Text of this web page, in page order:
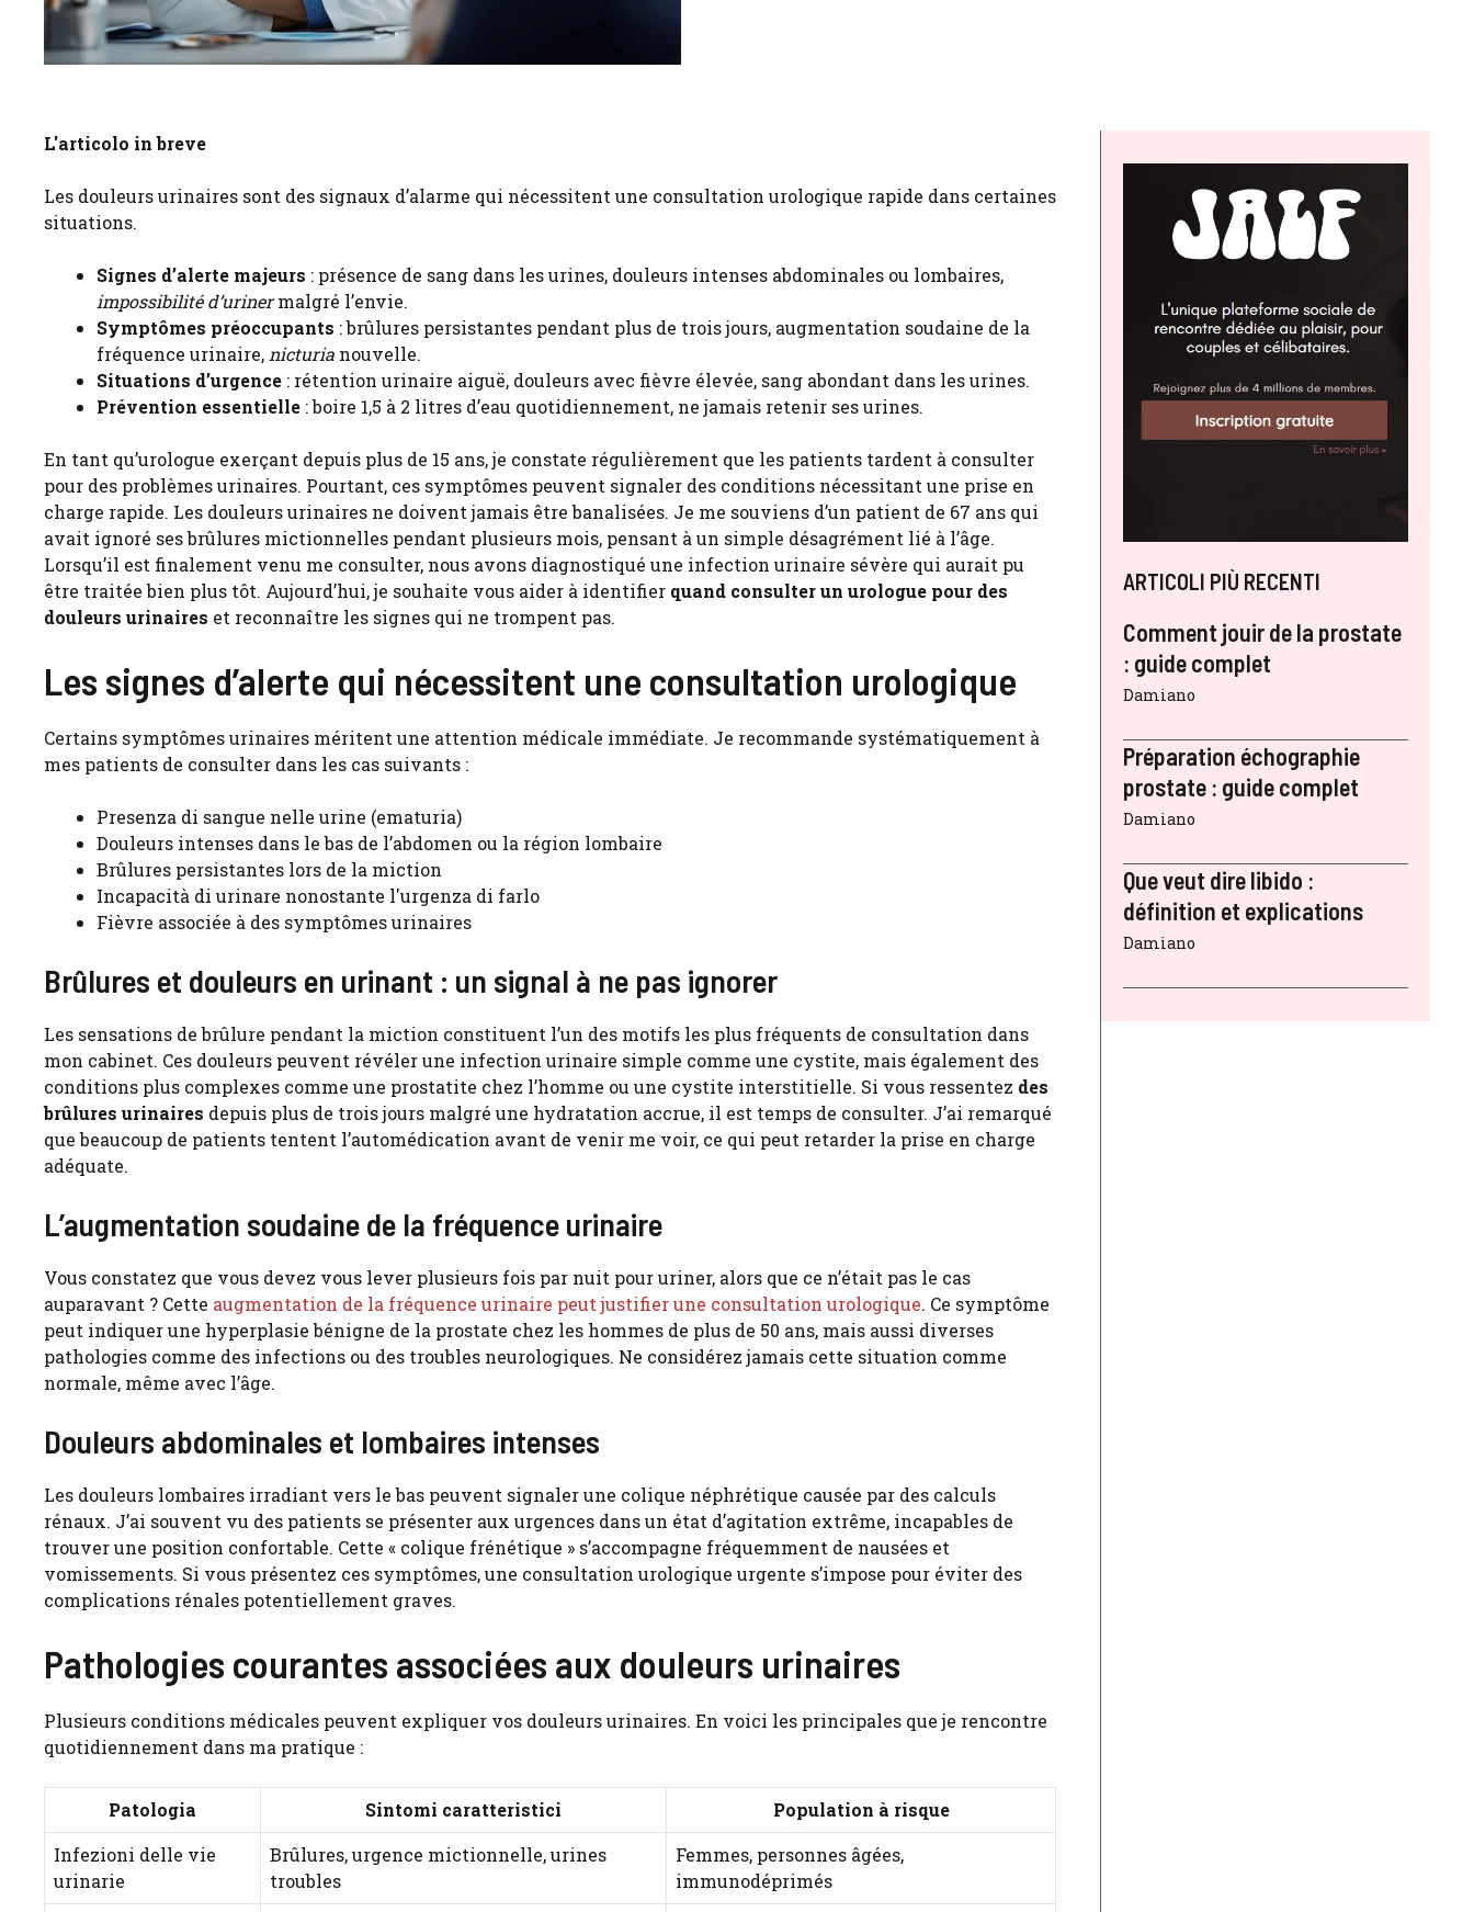
L'articolo in breve
Les douleurs urinaires sont des signaux d’alarme qui nécessitent une consultation urologique rapide dans certaines
situations.
Signes d’alerte majeurs : présence de sang dans les urines, douleurs intenses abdominales ou lombaires,
impossibilité d’urinermalgré l’envie.
Symptômes préoccupants : brûlures persistantes pendant plus de trois jours, augmentation soudaine de la
fréquence urinaire,nicturia nouvelle.
Situations d’urgence : rétention urinaire aiguë, douleurs avec fièvre élevée, sang abondant dans les urines.
Prévention essentielle : boire 1,5 à 2 litres d’eau quotidiennement, ne jamais retenir ses urines.
En tant qu’urologue exerçant depuis plus de 15 ans, je constate régulièrement que les patients tardent à consulter
pour des problèmes urinaires. Pourtant, ces symptômes peuvent signaler des conditions nécessitant une prise en
charge rapide. Les douleurs urinaires ne doivent jamais être banalisées. Je me souviens d’un patient de 67 ans qui
avait ignoré ses brûlures mictionnelles pendant plusieurs mois, pensant à un simple désagrément lié à l’âge.
Lorsqu’il est finalement venu me consulter, nous avons diagnostiqué une infection urinaire sévère qui aurait pu
être traitée bien plus tôt. Aujourd’hui, je souhaite vous aider à identifier quand consulter un urologue pour des
douleurs urinaires et reconnaître les signes qui ne trompent pas.
Les signes d’alerte qui nécessitent une consultation urologique
Certains symptômes urinaires méritent une attention médicale immédiate. Je recommande systématiquement à
mes patients de consulter dans les cas suivants :
Presenza di sangue nelle urine (ematuria)
Douleurs intenses dans le bas de l’abdomen ou la région lombaire
Brûlures persistantes lors de la miction
Incapacità di urinare nonostante l'urgenza di farlo
Fièvre associée à des symptômes urinaires
Brûlures et douleurs en urinant : un signal à ne pas ignorer
Les sensations de brûlure pendant la miction constituent l’un des motifs les plus fréquents de consultation dans
mon cabinet. Ces douleurs peuvent révéler une infection urinaire simple comme une cystite, mais également des
conditions plus complexes comme une prostatite chez l’homme ou une cystite interstitielle. Si vous ressentez des
brûlures urinaires depuis plus de trois jours malgré une hydratation accrue, il est temps de consulter. J’ai remarqué
que beaucoup de patients tentent l’automédication avant de venir me voir, ce qui peut retarder la prise en charge
adéquate.
L’augmentation soudaine de la fréquence urinaire
Vous constatez que vous devez vous lever plusieurs fois par nuit pour uriner, alors que ce n’était pas le cas
auparavant ? Cette augmentation de la fréquence urinaire peut justifier une consultation urologique. Ce symptôme
peut indiquer une hyperplasie bénigne de la prostate chez les hommes de plus de 50 ans, mais aussi diverses
pathologies comme des infections ou des troubles neurologiques. Ne considérez jamais cette situation comme
normale, même avec l’âge.
Douleurs abdominales et lombaires intenses
Les douleurs lombaires irradiant vers le bas peuvent signaler une colique néphrétique causée par des calculs
rénaux. J’ai souvent vu des patients se présenter aux urgences dans un état d’agitation extrême, incapables de
trouver une position confortable. Cette « colique frénétique » s’accompagne fréquemment de nausées et
vomissements. Si vous présentez ces symptômes, une consultation urologique urgente s’impose pour éviter des
complications rénales potentiellement graves.
Pathologies courantes associées aux douleurs urinaires
Plusieurs conditions médicales peuvent expliquer vos douleurs urinaires. En voici les principales que je rencontre
quotidiennement dans ma pratique :
Patologia Sintomi caratteristici
Population à risque
Infezioni delle vie
urinarie
Brûlures, urgence mictionnelle, urines
troubles
Femmes, personnes âgées,
immunodéprimés
ARTICOLI PIÙ RECENTI
Comment jouir de la prostate
: guide complet
Damiano
Préparation échographie
prostate : guide complet
Damiano
Que veut dire libido :
définition et explications
Damiano